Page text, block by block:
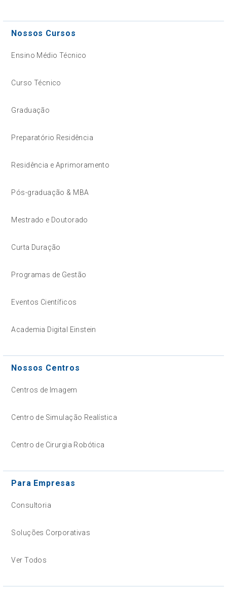
Nossos Cursos
Ensino Médio Técnico
Curso Técnico
Graduação
Preparatório Residência
Residência e Aprimoramento
Pós-graduação & MBA
Mestrado e Doutorado
Curta Duração
Programas de Gestão
Eventos Científicos
Academia Digital Einstein
Nossos Centros
Centros de Imagem
Centro de Simulação Realística
Centro de Cirurgia Robótica
Para Empresas
Consultoria
Soluções Corporativas
Ver Todos